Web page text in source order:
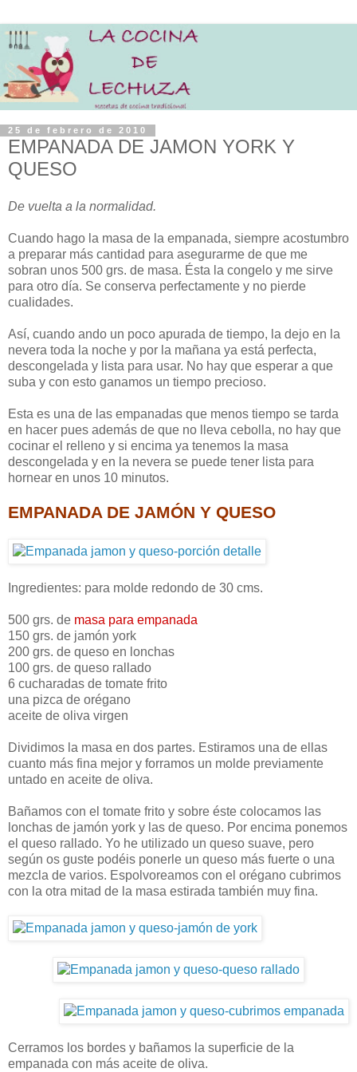
25 de febrero de 2010
EMPANADA DE JAMON YORK Y
QUESO
De vuelta a la normalidad.
Cuando hago la masa de la empanada, siempre acostumbro
a preparar más cantidad para asegurarme de que me
sobran unos 500 grs. de masa. Ésta la congelo y me sirve
para otro día. Se conserva perfectamente y no pierde
cualidades.
Así, cuando ando un poco apurada de tiempo, la dejo en la
nevera toda la noche y por la mañana ya está perfecta,
descongelada y lista para usar. No hay que esperar a que
suba y con esto ganamos un tiempo precioso.
Esta es una de las empanadas que menos tiempo se tarda
en hacer pues además de que no lleva cebolla, no hay que
cocinar el relleno y si encima ya tenemos la masa
descongelada y en la nevera se puede tener lista para
hornear en unos 10 minutos.
EMPANADA DE JAMÓN Y QUESO
Ingredientes: para molde redondo de 30 cms.
500 grs. de masa para empanada
150 grs. de jamón york
200 grs. de queso en lonchas
100 grs. de queso rallado
6 cucharadas de tomate frito
una pizca de orégano
aceite de oliva virgen
Dividimos la masa en dos partes. Estiramos una de ellas
cuanto más fina mejor y forramos un molde previamente
untado en aceite de oliva.
Bañamos con el tomate frito y sobre éste colocamos las
lonchas de jamón york y las de queso. Por encima ponemos
el queso rallado. Yo he utilizado un queso suave, pero
según os guste podéis ponerle un queso más fuerte o una
mezcla de varios. Espolvoreamos con el orégano cubrimos
con la otra mitad de la masa estirada también muy fina.
Cerramos los bordes y bañamos la superficie de la
empanada con más aceite de oliva.